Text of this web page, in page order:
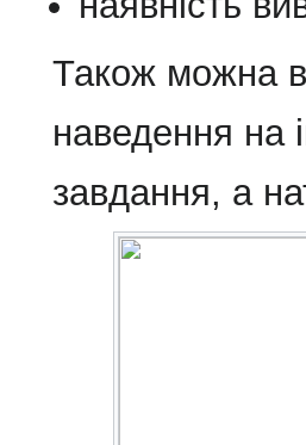
Також можна
наведення на
завдання, а